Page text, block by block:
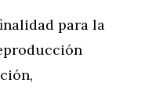
para la